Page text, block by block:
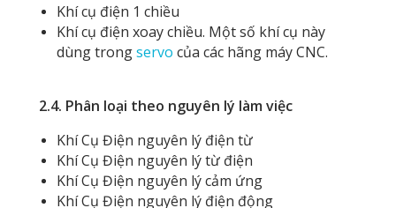
Khí cụ điện 1 chiều
Khí cụ điện xoay chiều. Một số khí cụ này
dùng trongservo của các hãng máy CNC.
2.4. Phân loại theo nguyên lý làm việc
Khí Cụ Điện nguyên lý điện từ
Khí Cụ Điện nguyên lý từ điện
Khí Cụ Điện nguyên lý cảm ứng
Khí Cụ Điện nguyên lý điện động